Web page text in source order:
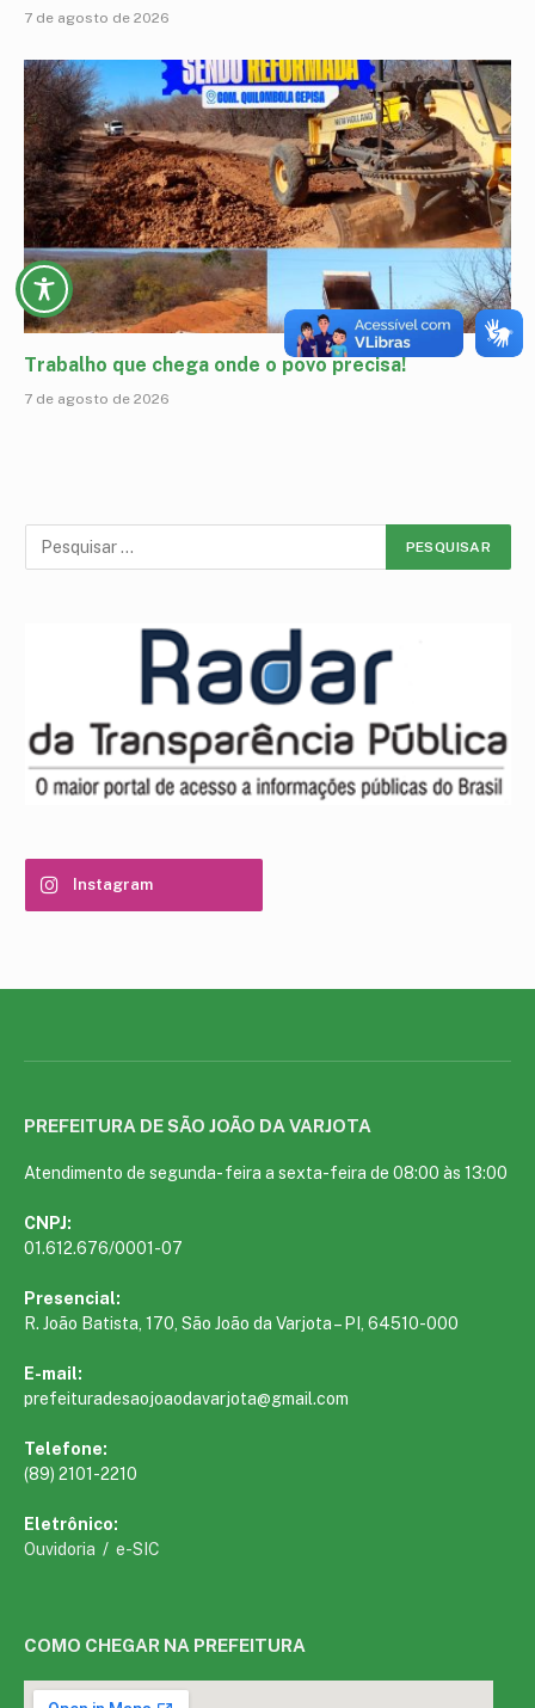
7 de agosto de 2026
Trabalho que chega onde o povo precisa!
7 de agosto de 2026
Instagram
PREFEITURA DE SÃO JOÃO DA VARJOTA
Atendimento de segunda- feira a sexta-feira de 08:00 às 13:00
CNPJ:
01.612.676/0001-07
Presencial:
R. João Batista, 170, São João da Varjota – PI, 64510-000
E-mail:
prefeituradesaojoaodavarjota@gmail.com
Telefone:
(89) 2101-2210
Eletrônico:
Ouvidoria / e-SIC
COMO CHEGAR NA PREFEITURA